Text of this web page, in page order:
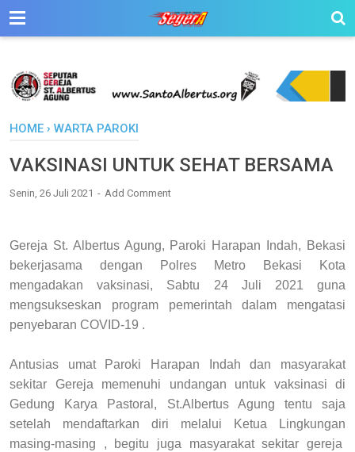
HOME › WARTA PAROKI
VAKSINASI UNTUK SEHAT BERSAMA
Senin, 26 Juli 2021 Add Comment
Gereja St. Albertus Agung, Paroki Harapan Indah, Bekasi
bekerjasama dengan Polres Metro Bekasi Kota
mengadakan vaksinasi, Sabtu 24 Juli 2021 guna
mengsukseskan program pemerintah dalam mengatasi
penyebaran COVID-19 .
Antusias umat Paroki Harapan Indah dan masyarakat
sekitar Gereja memenuhi undangan untuk vaksinasi di
Gedung Karya Pastoral, St.Albertus Agung tentu saja
setelah mendaftarkan diri melalui Ketua Lingkungan
masing-masing , begitu juga masyarakat sekitar gereja